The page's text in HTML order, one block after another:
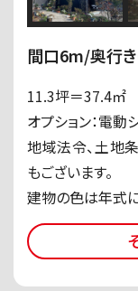
間口6m/奥行
11.3坪＝37.4㎡
オプション：電動
地域法令、土地
もございます。
建物の色は年式に